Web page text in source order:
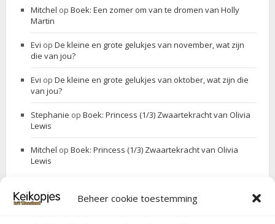
Beheer cookie toestemming
Mitchel op Boek: Een zomer om van te dromen van Holly
Martin
Evi op De kleine en grote gelukjes van november, wat zijn
die van jou?
Evi op De kleine en grote gelukjes van oktober, wat zijn die
van jou?
Stephanie op Boek: Princess (1/3) Zwaartekracht van Olivia
Lewis
Mitchel op Boek: Princess (1/3) Zwaartekracht van Olivia
Lewis